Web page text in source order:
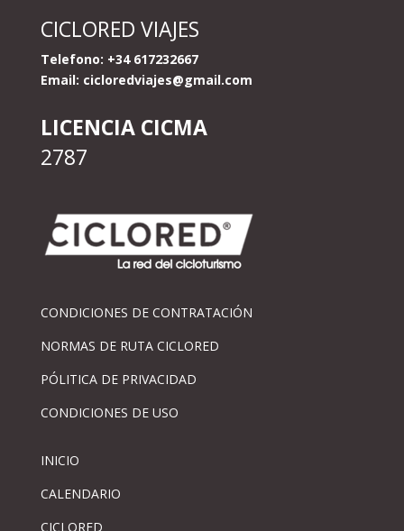
CICLORED VIAJES
Telefono: +34 617232667
Email: cicloredviajes@gmail.com
LICENCIA CICMA
2787
CONDICIONES DE CONTRATACIÓN
NORMAS DE RUTA CICLORED
PÓLITICA DE PRIVACIDAD
CONDICIONES DE USO
INICIO
CALENDARIO
CICLORED